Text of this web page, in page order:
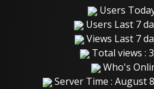
Users
Users Last 7
Views Last 7
Total views :
Who's
Server Time : August